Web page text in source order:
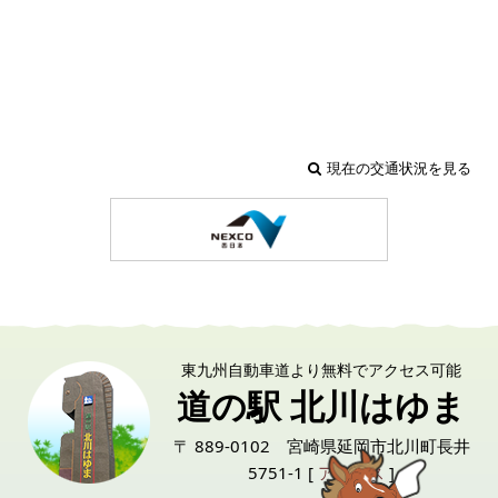
現在の交通状況を見る
東九州自動車道より無料でアクセス可能
道の駅 北川はゆま
〒 889-0102 宮崎県延岡市北川町長井
5751-1 [ アクセス ]